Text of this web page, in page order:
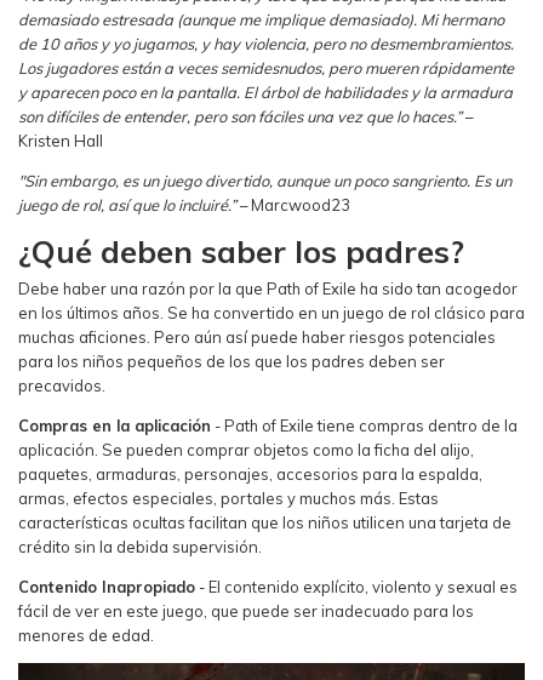
demasiado estresada (aunque me implique demasiado). Mi hermano
de 10 años y yo jugamos, y hay violencia, pero no desmembramientos.
Los jugadores están a veces semidesnudos, pero mueren rápidamente
y aparecen poco en la pantalla. El árbol de habilidades y la armadura
son difíciles de entender, pero son fáciles una vez que lo haces.”–
Kristen Hall
"Sin embargo, es un juego divertido, aunque un poco sangriento. Es un
juego de rol, así que lo incluiré.”– Marcwood23
¿Qué deben saber los padres?
Debe haber una razón por la que Path of Exile ha sido tan acogedor
en los últimos años. Se ha convertido en un juego de rol clásico para
muchas aficiones. Pero aún así puede haber riesgos potenciales
para los niños pequeños de los que los padres deben ser
precavidos.
Compras en la aplicación - Path of Exile tiene compras dentro de la
aplicación. Se pueden comprar objetos como la ficha del alijo,
paquetes, armaduras, personajes, accesorios para la espalda,
armas, efectos especiales, portales y muchos más. Estas
características ocultas facilitan que los niños utilicen una tarjeta de
crédito sin la debida supervisión.
Contenido Inapropiado - El contenido explícito, violento y sexual es
fácil de ver en este juego, que puede ser inadecuado para los
menores de edad.